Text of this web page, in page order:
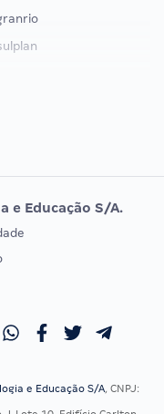
DE ORDEM
OAB
e Educação S/A.
e Educação S/A, CNPJ: